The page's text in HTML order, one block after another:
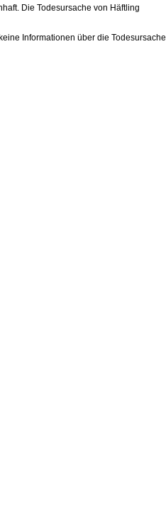
Die Todesursache von Häftling
Informationen über die Todesursache